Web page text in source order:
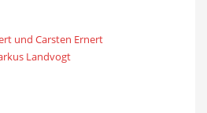
und Carsten Ernert
Landvogt